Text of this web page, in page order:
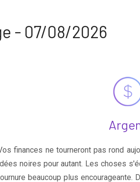
- 07/08/2026
finances ne tourneront pas rond
noires pour autant. Les choses
beaucoup plus encourageante.